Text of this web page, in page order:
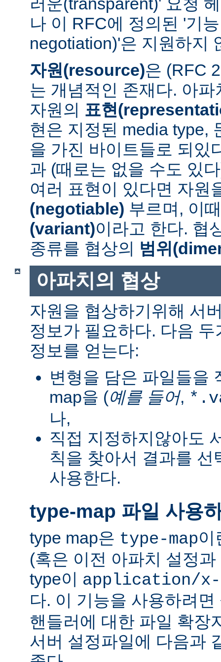
나 이 RFC에 정의된 '기
negotiation)'은 지원하지
자원(resource)은 (RFC
는 개념적인 존재다. 아
자원의 표현
현은 지정된 media type,
을 가진 바이트들로 되있
과 (때로는 없을 수도 있
여러 표현이 있다면 자원
(negotiable) 부르며, 이
(variant)이라고 한다. 협
종류를 협상의 범위
아파치의 협상
자원을 협상하기위해 서
정보가 필요하다. 다음
정보를 얻는다:
변형을 담은 파일들을
map을 (예를 들어,
나,
직접 지정하지않아도
칙을 찾아서 결과를
사용한다.
type-map 파일 사용
type map은 type-map이
(혹은 이전 아파치 설정
type이 application/x-
다. 이 기능을 사용하려
핸들러에 대한 파일 확장
서버 설정파일에 다음과